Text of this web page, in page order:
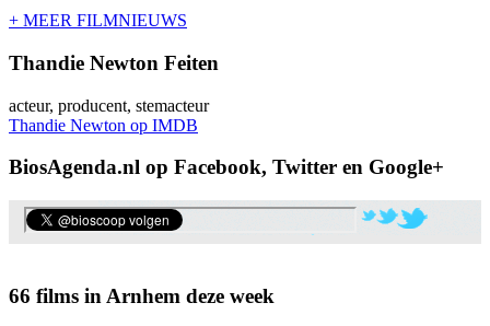
+ MEER FILMNIEUWS
Thandie Newton Feiten
acteur, producent, stemacteur
Thandie Newton op IMDB
BiosAgenda.nl op Facebook, Twitter en Google+
66 films in Arnhem deze week